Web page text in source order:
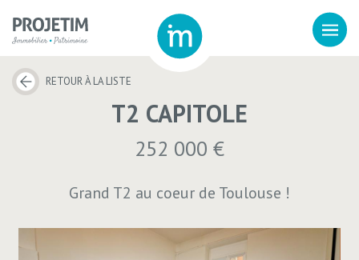
RETOUR À LA LISTE
T2 CAPITOLE
252 000 €
Grand T2 au coeur de Toulouse !